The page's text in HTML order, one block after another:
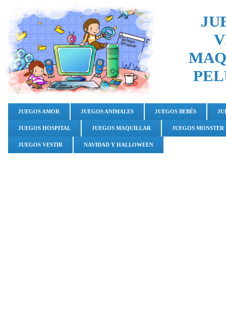
JUEGOS AMOR JUEGOS ANIMALES JUEGOS BEBÉS
JUEGOS HOSPITAL JUEGOS MAQUILLAR JUEGOS
JUEGOS VESTIR NAVIDAD Y HALLOWEEN